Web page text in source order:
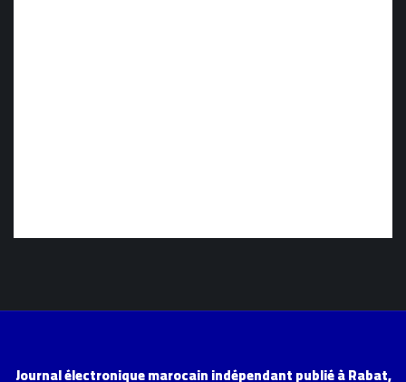
Journal électronique marocain indépendant publié à Rabat,